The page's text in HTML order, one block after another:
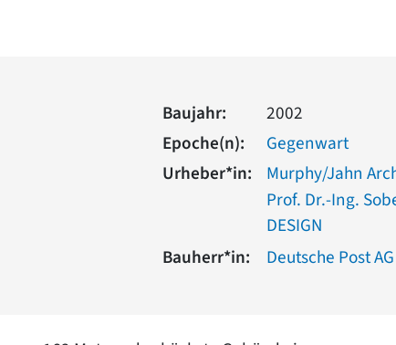
Baujahr:
2002
Epoche(n):
Gegenwart
Urheber*in:
Murphy/Jahn
Prof. Dr.-Ing.
DESIGN
Bauherr*in:
Deutsche Post AG